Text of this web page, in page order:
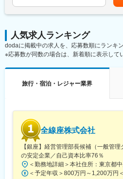
駅、銀座一丁目駅、御成門駅、
駅、日吉町駅、川原町駅、久屋
阪府)、大阪梅田駅(阪神線)、大阪
ば駅(南海線)、天王寺駅、旧居留
神)、西川緑道公園駅、市役所前
川一丁目駅、萩原駅(福岡県)、西
朝日通駅、甲東中学校前駅、宮
野駅、松本駅、西笠松駅、高茶屋
(大阪府)、天王寺駅前駅、枚方市
駅、山陽垂水駅、夢前川駅、塚口
駅、烏丸駅、堅田駅、奈良駅、
林公園駅、いよ立花駅、薊野駅、
平沼橋駅、梅田駅(地下鉄)、天
都)、菊川駅(東京都)、新豊洲駅、
座駅、下神明駅、鮫洲駅、代官山
駅、久が原駅、穴守稲荷駅、西太
駅、桜上水駅、渋谷駅、代田橋駅
駅、要町駅、千石駅、大塚駅前駅
暮里駅、町屋駅(京成線)、地下鉄
島園駅(都営線)、金町駅(東京都)
します。
■組織構成
全国67支店に営業職・支店長代
入社後は本社で2日間の導入研修
■企業の特徴/魅力
全国約2,300売場を展開し、夢と
定企業です。
変更の範囲：会社の定める業務
人気求人ランキング
dodaに掲載中の求人を、応募数順にランキ
※応募数が同数の場合は、新着順に表示して
旅行・宿泊・レジャー業界
全線座株式会社
【銀座】経営管理部長候補（一般管
の安定企業／自己資本比率76％